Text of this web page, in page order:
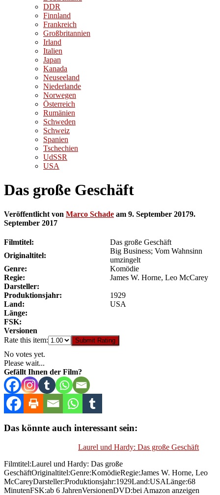
DDR
Finnland
Frankreich
Großbritannien
Irland
Italien
Japan
Kanada
Neuseeland
Niederlande
Norwegen
Österreich
Rumänien
Schweden
Schweiz
Spanien
Tschechien
UdSSR
USA
Das große Geschäft
Veröffentlicht von Marco Schade am 9. September 20179.
September 2017
Filmtitel:
Das große Geschäft
Originaltitel:
Big Business; Vom Wahnsinn
umzingelt
Genre:
Komödie
Regie:
James W. Horne, Leo McCarey
Darsteller:
Produktionsjahr:
1929
Land:
USA
Länge:
FSK:
Versionen
Rate this item:
Submit Rating
No votes yet.
Please wait...
Gefällt Ihnen der Film?
Das könnte auch interessant sein:
Laurel und Hardy: Das große Geschäft
Filmtitel:Laurel und Hardy: Das große
GeschäftOriginaltitel:Genre:KomödieRegie:James W. Horne, Leo
McCareyDarsteller:Produktionsjahr:1929Land:USALänge:68
MinutenFSK:ab 6 JahrenVersionenDVD:bei Amazon anzeigen